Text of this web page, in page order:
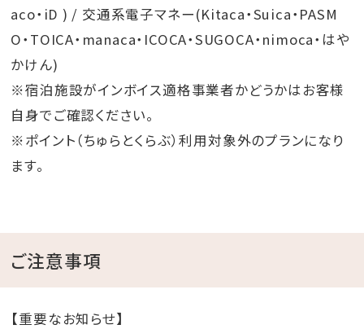
aco・iD ) / 交通系電子マネー(Kitaca・Suica・PASM
O・TOICA・manaca・ICOCA・SUGOCA・nimoca・はや
かけん)
※宿泊施設がインボイス適格事業者かどうかはお客様
自身でご確認ください。
※ポイント（ちゅらとくらぶ）利用対象外のプランになり
ます。
ご注意事項
【重要なお知らせ】